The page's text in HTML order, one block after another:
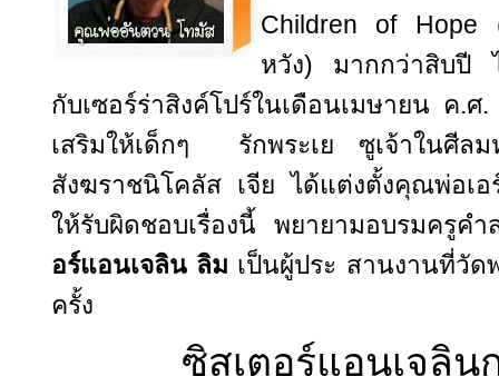
Children of Hope
หวัง) มากกว่าสิบปี
กับเซอร์ร่าสิงค์โปร์ในเดือนเมษายน ค.
เสริมให้เด็กๆ รักพระเย ซูเจ้าในศีล
สังฆราชนิโคลัส เจีย ได้แต่งตั้งคุณพ่อเ
ให้รับผิดชอบเรื่องนี้ พยายามอบรมครูค
อร์แอนเจลิน ลิม เป็นผู้ประ สานงานที่วัด
ครั้ง
ซิสเตอร์แอนเจลินกล่